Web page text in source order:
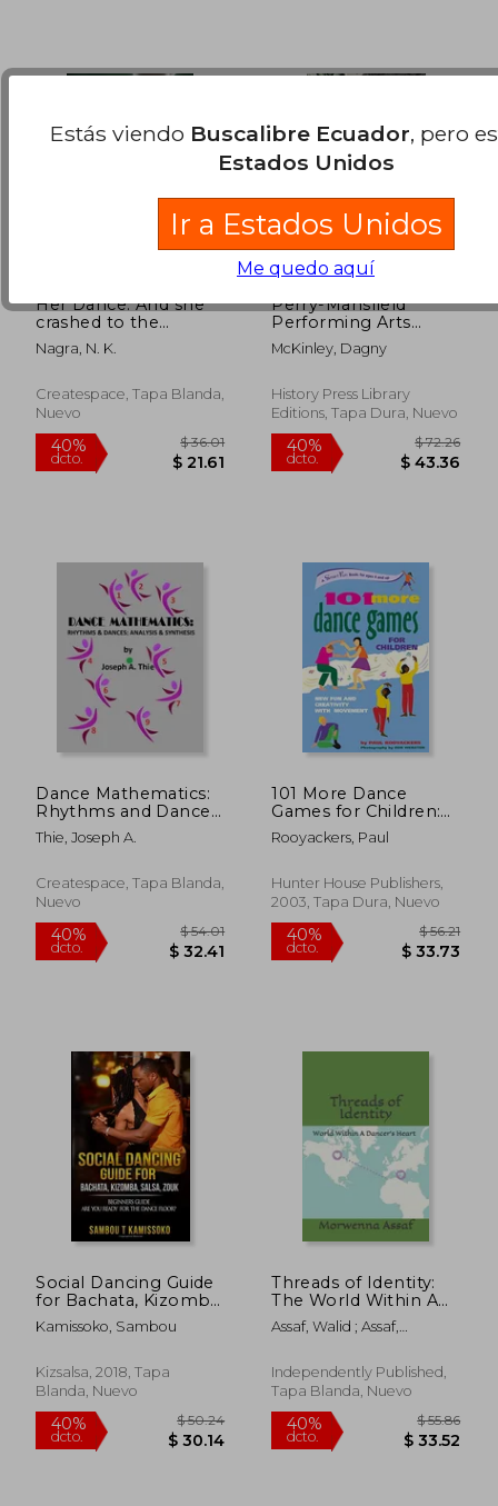
40%
dcto. $ 26.77
40%
dcto. $
40% $ 47.74 45%
Her Dance: And she
crashed to the
ground with no one
there to catch her.
(en Inglés)
Nagra, N. K.
Createspace, Tapa Blanda,
Nuevo
Perry-Mansfield
Performing Arts
School & Camp: A
History of Art in
McKinley, Dagny
History Press Library
Editions, Tapa Dura, Nuevo
Dance Mathematics:
Rhythms and Dances;
Analysis and
Synthesis (en Inglés)
Thie, Joseph A.
Createspace, Tapa Blanda,
Nuevo
101 More Dance
Games for Children:
New fun and
Creativity With
Activity Books) (en
Inglés)
Rooyackers, Paul
Hunter House Publishers,
2003, Tapa Dura, Nuevo
Social Dancing Guide
for Bachata, Kizomba,
Salsa, Zouk:
Beginners Guide are
Dance Floor? (Social
Dancing Guide Book)
Kamissoko, Sambou
Kizsalsa, 2018, Tapa
Blanda, Nuevo
Threads of Identity:
The World Within A
Dancer's Heart (en
Inglés)
Assaf, Walid ; Assaf,
Independently Published,
Tapa Blanda, Nuevo
Estás viendo Buscalibre Ecuador, pero
Estados Unidos
Ir a Estados Unidos
Me quedo aquí